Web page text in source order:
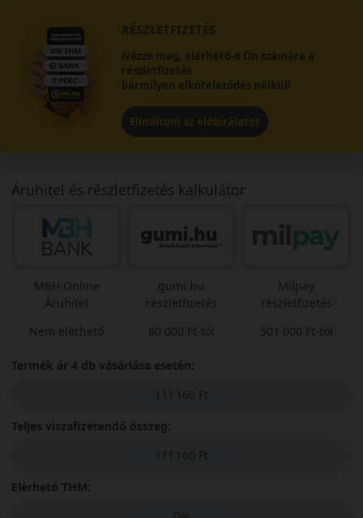
RÉSZLETFIZETÉS
Nézze meg, elérhető-e Ön számára a
részletfizetés
bármilyen elköteleződés nélkül!
Elindítom az előbírálatot
Áruhitel és részletfizetés kalkulátor
MBH Online
Áruhitel
Nem elérhető
gumi.hu
részletfizetés
80 000 Ft-tól
Milpay
részletfizetés
501 000 Ft-tól
Termék ár 4 db vásárlása esetén:
111 160 Ft
Teljes viszafizetendő összeg:
111 160 Ft
Elérhető THM: